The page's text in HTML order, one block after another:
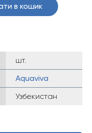
в кошик
шт.
Aquaviva
Узбекистан